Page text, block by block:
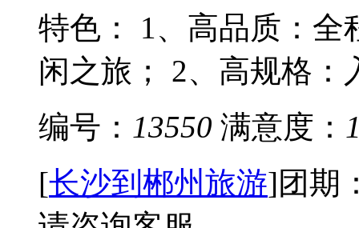
特色： 1、高品质：全
闲之旅； 2、高规格：
编号： 13550 满意度：
[长沙到郴州旅游]团期